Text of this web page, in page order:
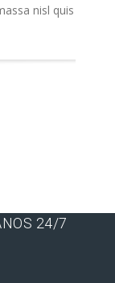
nisl quis
24/7